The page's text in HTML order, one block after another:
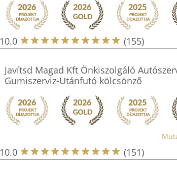
10.0 (155)
Javítsd Magad Kft Önkiszolgáló
Gumiszerviz-Utánfutó kölcsönző
10.0 (151)